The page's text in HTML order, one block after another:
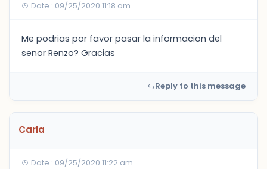
Date : 09/25/2020 11:18 am
Me podrias por favor pasar la informacion del
senor Renzo? Gracias
Reply to this message
Carla
Date : 09/25/2020 11:22 am